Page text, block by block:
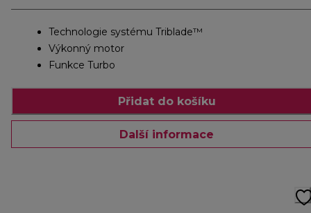
Technologie systému Triblade™
Výkonný motor
Funkce Turbo
Přidat do košíku
Další informace